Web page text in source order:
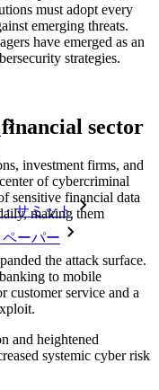
サミット
ーパー
must adopt every
emerging threats.
have emerged as an
strategies.
sector
investment firms, and
of cybercriminal
sensitive financial data
making them
the attack surface.
to mobile
customer service and a
and heightened
systemic cyber risk